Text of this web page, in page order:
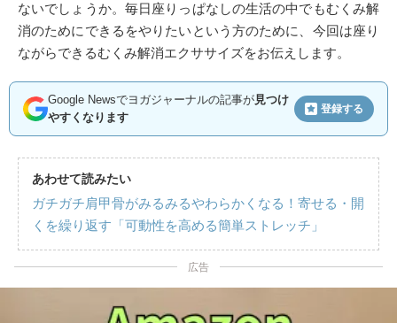
ないでしょうか。毎日座りっぱなしの生活の中でもむくみ解
消のためにできるをやりたいという方のために、今回は座り
ながらできるむくみ解消エクササイズをお伝えします。
Google Newsでヨガジャーナルの記事が見つけ
やすくなります
登録する
あわせて読みたい
ガチガチ肩甲骨がみるみるやわらかくなる！寄せる・開
くを繰り返す「可動性を高める簡単ストレッチ」
広告